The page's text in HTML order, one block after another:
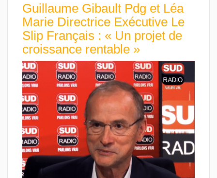
Guillaume Gibault Pdg et Léa
Marie Directrice Exécutive Le
Slip Français : « Un projet de
croissance rentable »